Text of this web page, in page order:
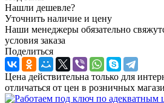
Нашли дешевле?
Уточнить наличие и цену
Наши менеджеры обязательно
условия заказа
Поделиться
Цена действительна только для
отличаться от цен в розничных